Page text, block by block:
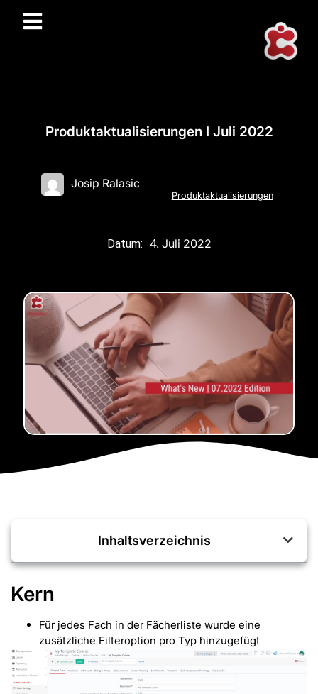
Produktaktualisierungen I Juli 2022
Josip Ralasic
Produktaktualisierungen
Datum: 4. Juli 2022
Inhaltsverzeichnis
Kern
Für jedes Fach in der Fächerliste wurde eine
zusätzliche Filteroption pro Typ hinzugefügt